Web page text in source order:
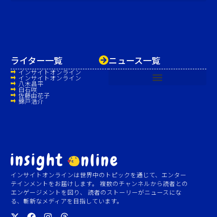
インサイトオンラインは世界中のトピックを通じて、エンター
テインメントをお届けします。 複数のチャンネルから読者との
エンゲージメントを図り、 読者のストーリーがニュースにな
る、斬新なメディアを目指しています。
ニュース一覧
ライター一覧
インサイトオンライン
インサイトオンライン
八木昌平
白石咲
佐藤由花子
錦戸浩介